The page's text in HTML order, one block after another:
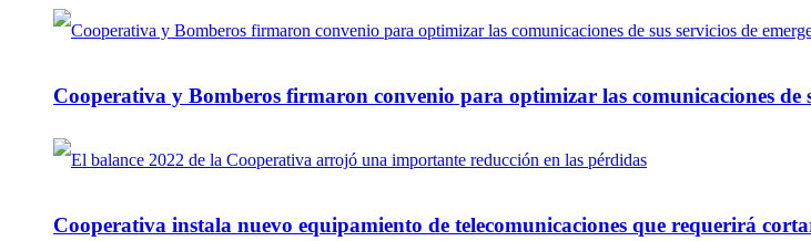
Cooperativa y Bomberos firmaron convenio para optimizar las comunicaciones de
Cooperativa instala nuevo equipamiento de telecomunicaciones que requerirá